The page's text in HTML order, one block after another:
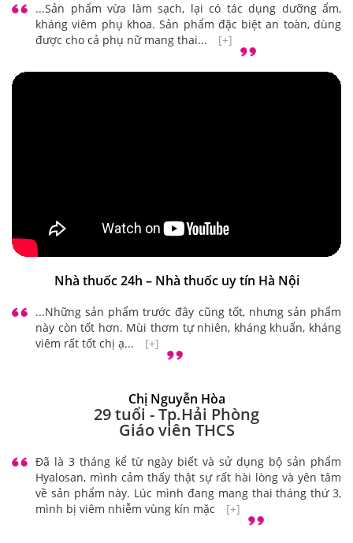
...Sản phẩm vừa làm sạch, lại có tác dụng dưỡng ẩm,
kháng viêm phụ khoa. Sản phẩm đặc biệt an toàn, dùng
được cho cả phụ nữ mang thai...
[+]
Nhà thuốc 24h – Nhà thuốc uy tín Hà Nội
...Những sản phẩm trước đây cũng tốt, nhưng sản phẩm
này còn tốt hơn. Mùi thơm tự nhiên, kháng khuẩn, kháng
viêm rất tốt chị ạ...
[+]
Chị Nguyễn Hòa
29 tuổi - Tp.Hải Phòng
Giáo viên THCS
Đã là 3 tháng kể từ ngày biết và sử dụng bộ sản phẩm
Hyalosan, mình cảm thấy thật sự rất hài lòng và yên tâm
về sản phẩm này. Lúc mình đang mang thai tháng thứ 3,
mình bị viêm nhiễm vùng kín mặc
[+]